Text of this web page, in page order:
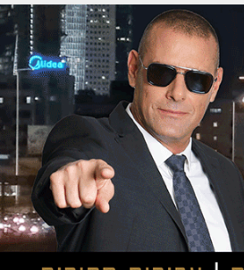
אחסון אתרים
מהירות הגנה גיבוי
תמיכה שירותים
לעורכי דין
מרכז התחלה
אסירים עבירות מין
שירותים מקצועיים
דין
0544500346
מאיה בלום, עו"ס,
טיפול ושיקום
טיפול בהתמכרויות